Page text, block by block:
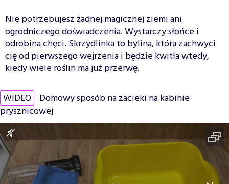
Nie potrzebujesz żadnej magicznej ziemi ani
ogrodniczego doświadczenia. Wystarczy słońce i
odrobina chęci. Skrzydlinka to bylina, która zachwyci
cię od pierwszego wejrzenia i będzie kwitła wtedy,
kiedy wiele roślin ma już przerwę.
WIDEO Domowy sposób na zacieki na kabinie
prysznicowej